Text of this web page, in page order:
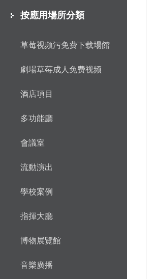
按應用場所分類
草莓视频污免费下载場館
劇場草莓成人免费视频
酒店項目
多功能廳
會議室
流動演出
學校案例
指揮大廳
博物展覽館
音樂廣播